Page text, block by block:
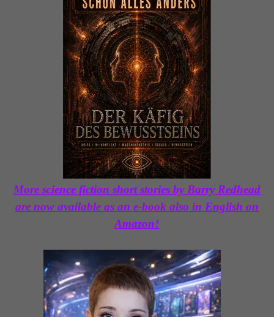
More science fiction short stories by Barry Redhead
are now available as an e-book also in English on
Amazon!